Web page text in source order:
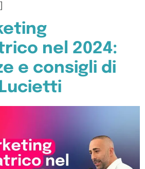
nel 2024:
e consigli di